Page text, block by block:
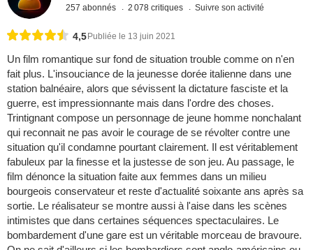
257 abonnés 2 078 critiques Suivre son activité
4,5 Publiée le 13 juin 2021
Un film romantique sur fond de situation trouble comme on n'en
fait plus. L'insouciance de la jeunesse dorée italienne dans une
station balnéaire, alors que sévissent la dictature fasciste et la
guerre, est impressionnante mais dans l'ordre des choses.
Trintignant compose un personnage de jeune homme nonchalant
qui reconnait ne pas avoir le courage de se révolter contre une
situation qu'il condamne pourtant clairement. Il est véritablement
fabuleux par la finesse et la justesse de son jeu. Au passage, le
film dénonce la situation faite aux femmes dans un milieu
bourgeois conservateur et reste d'actualité soixante ans après sa
sortie. Le réalisateur se montre aussi à l'aise dans les scènes
intimistes que dans certaines séquences spectaculaires. Le
bombardement d'une gare est un véritable morceau de bravoure.